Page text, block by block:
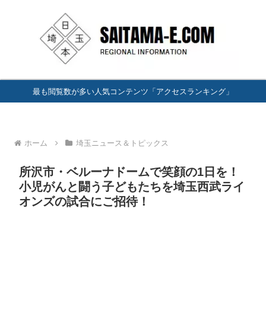
最も閲覧数が多い人気コンテンツ「アクセスランキング」
ホーム 埼玉ニュース＆トピックス
所沢市・ベルーナドームで笑顔の1日を！
小児がんと闘う子どもたちを埼玉西武ライ
オンズの試合にご招待！